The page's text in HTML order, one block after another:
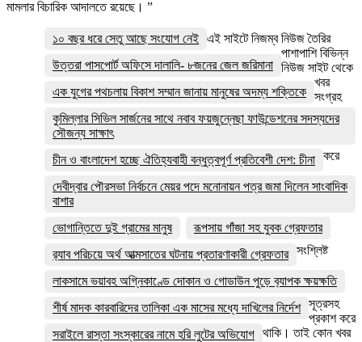
মামলার বিচারিক আদালতে রয়েছে। ”
১০ বছর ধরে সেতু আছে সংযোগ নেই
উত্তরা পাসপোর্ট অফিসে দালালি- ৮জনের জেল জরিমানা
এক যুগের পথচলায় বিকাশ সম্মান জানায় মানুষের অদম্য শক্তিকে
কুমিল্লার সিভিল সার্জনের সাথে নবাব ফয়জুন্নেছা ফাউন্ডেশনের সদস্যদের
সৌজন্য সাক্ষাৎ
চীন ও বাংলাদেশ হচ্ছে ঐতিহ্যবাহী বন্ধুত্বপূর্ণ প্রতিবেশী দেশ: চীনা
দেবীদ্বার পৌরসভা নির্বচনে মেয়র পদে মনোনায়ন পত্র জমা দিলেন সাংবাদিক
বাশার
ভোগান্তিতে দুই গ্রামের মানুষ
রূপসায় গাঁজা সহ যুবক গ্রেফতার
র‌্যাব পরিচয়ে অর্থ আত্মসাতের ঘটনায় প্রতারণাকারী গ্রেফতার
লাকসামে ভয়াবহ অগ্নিকাণ্ডে দোকান ও গোডাউন পুড়ে ব‍্যাপক ক্ষয়ক্ষতি
শীর্ষ মাদক কারবারিদের তালিকা এক মাসের মধ্যে দাখিলের নির্দেশ
সরাইলে রাস্তা সংস্কারের নামে হরি লুটের অভিযোগ
এই সাইটে নিজম্ব নিউজ তৈরির
পাশাপাশি বিভিন্ন
নিউজ সাইট থেকে
খবর
সংগ্রহ
করে
সংশ্লিষ্ট
সূত্রসহ
প্রকাশ করে
থাকি। তাই কোন খবর